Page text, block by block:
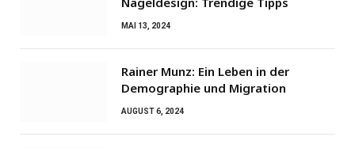
MAI 13, 2024
Rainer Munz: Ein Leben in der
Demographie und Migration
AUGUST 6, 2024